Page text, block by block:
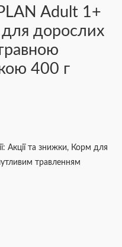
Adult 1+
дорослих
400 г
Акції та знижки, Корм для
травленням